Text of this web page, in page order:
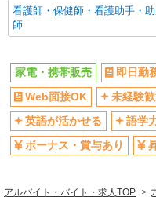
看護師・保健師・看護助手・
師
家電・携帯販売 即日勤
Web面接OK
未経験
英語が活かせる
語学
ボーナス・賞与あり
アルバイト・バイト・求人TOP